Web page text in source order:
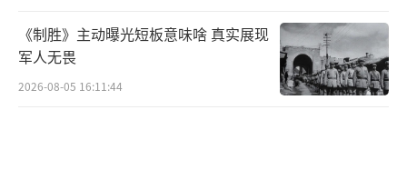
《制胜》主动曝光短板意味啥 真实展现
军人无畏
2026-08-05 16:11:44